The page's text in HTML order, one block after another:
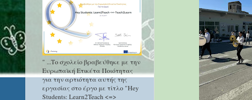
" ...Το σχολείο βραβεύθηκε με την
Ευρωπαϊκή Ετικέτα Ποιότητας
για την αρτιότητα αυτής της
εργασίας στο έργο με τίτλο "Hey
Students: Learn2Teach <=>